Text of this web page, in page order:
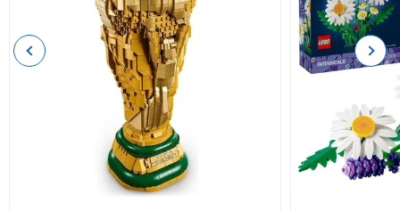
Previous Next